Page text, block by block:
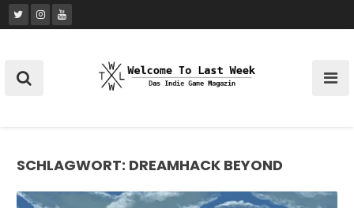
Skip
to
SCHLAGWORT: DREAMHACK BEYOND